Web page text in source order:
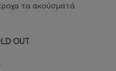
τα ακούσματά
OUT